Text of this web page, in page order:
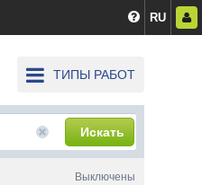
RU
ТИПЫ РАБОТ
Искать
Выключены